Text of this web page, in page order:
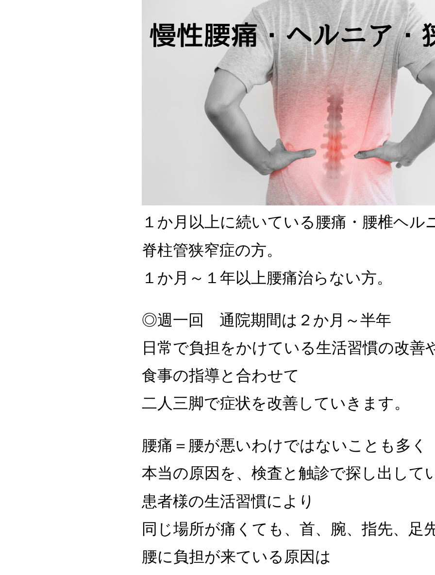
１か月以上に続いている腰痛・腰椎ヘル
脊柱管狭窄症の方。
１か月～１年以上腰痛治らない方。
◎週一回 通院期間は２か月～半年
日常で負担をかけている生活習慣の改善
食事の指導と合わせて
二人三脚で症状を改善していきます。
腰痛＝腰が悪いわけではないことも多く
本当の原因を、検査と触診で探し出して
患者様の生活習慣により
同じ場所が痛くても、首、腕、指先、足
腰に負担が来ている原因は